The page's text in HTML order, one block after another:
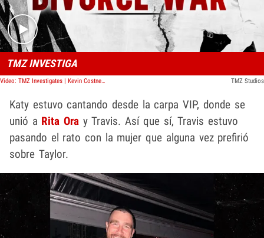
TMZ INVESTIGA
Video: TMZ Investigates | Kevin Costner's Divorce War TMZ Studios
Katy estuvo cantando desde la carpa VIP, donde se
unió a Rita Ora y Travis. Así que sí, Travis estuvo
pasando el rato con la mujer que alguna vez prefirió
sobre Taylor.